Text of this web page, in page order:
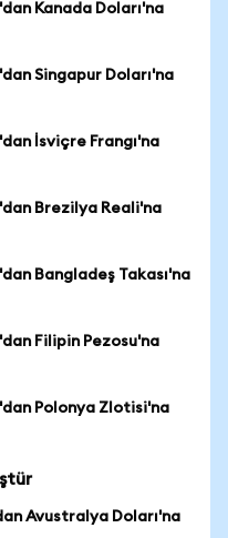
Kanada Doları'na
Singapur Doları'na
İsviçre Frangı'na
Brezilya Reali'na
Bangladeş Takası'na
Filipin Pezosu'na
Polonya Zlotisi'na
Avustralya Doları'na